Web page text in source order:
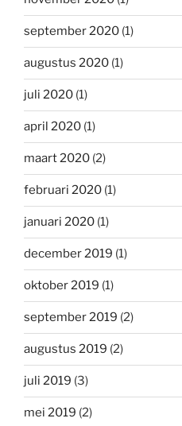
september 2020 (1)
augustus 2020 (1)
juli 2020 (1)
april 2020 (1)
maart 2020 (2)
februari 2020 (1)
januari 2020 (1)
december 2019 (1)
oktober 2019 (1)
september 2019 (2)
augustus 2019 (2)
juli 2019 (3)
mei 2019 (2)